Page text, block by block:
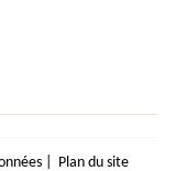
Plan du site